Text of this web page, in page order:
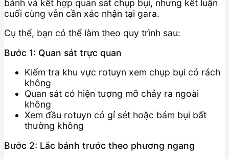
bánh và kết hợp quan sát chụp bụi, nhưng kết luận
cuối cùng vẫn cần xác nhận tại gara.
Cụ thể, bạn có thể làm theo quy trình sau:
Bước 1: Quan sát trực quan
Kiểm tra khu vực rotuyn xem chụp bụi có rách
không
Quan sát có hiện tượng mỡ chảy ra ngoài
không
Xem đầu rotuyn có gỉ sét hoặc bám bụi bất
thường không
Bước 2: Lắc bánh trước theo phương ngang